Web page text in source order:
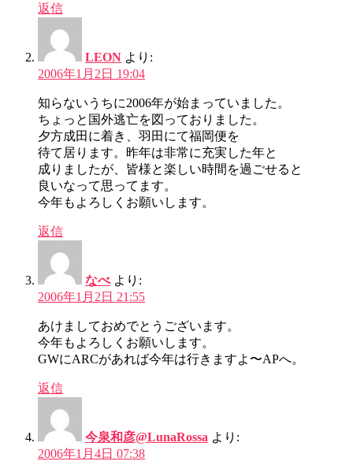
返信
LEON より:
2006年1月2日 19:04
知らないうちに2006年が始まっていました。
ちょっと国外逃亡を図っておりました。
夕方成田に着き、羽田にて福岡便を
待て居ります。昨年は非常に充実した年と
成りましたが、皆様と楽しい時間を過ごせると
良いなって思ってます。
今年もよろしくお願いします。
返信
なべ より:
2006年1月2日 21:55
あけましておめでとうございます。
今年もよろしくお願いします。
GWにARCがあれば今年は行きますよ〜APへ。
返信
今泉和彦@LunaRossa より:
2006年1月4日 07:38